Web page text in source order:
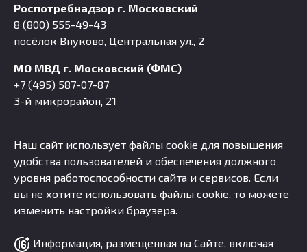
Роспотребнадзор г. Московский
8 (800) 555-49-43
посёлок Внуково, Центральная ул., 2
МО МВД г. Московский (ФМС)
+7 (495) 587-07-87
3-й микрорайон, 21
Наш сайт использует файлы cookie для повышения
удобства пользователей и обеспечения должного
уровня работоспособности сайта и сервисов. Если
вы не хотите использовать файлы cookie, то можете
изменить настройки браузера.
Информация, размещенная на Сайте, включая